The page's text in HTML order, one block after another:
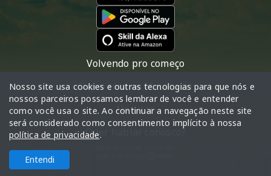
Volvendo pro começo
O que toca na Macanuda
Notícias
Quer hablar conosco?
Nosso site usa cookies e outras tecnologias para que nós e
nossos parceiros possamos lembrar de você e entender
como você usa o site. Ao continuar a navegação neste site
será considerado como consentimento implícito à nossa
política de privacidade.
Entendi